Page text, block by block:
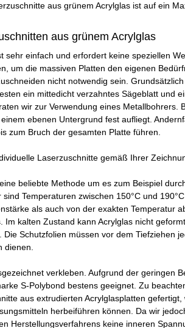
aus grünem Acrylglas ist auf ein
aus grünem Acrylglas
sehr einfach und erfordert keine speziellen
um die massiven Platten den eigenen
nicht notwendig sein.
ein mittedicht verzahntes Sägeblatt und
wir zur Verwendung eines
ebenen Untergrund fest aufliegt.
zum Bruch der gesamten Platte führen.
Laserzuschnitte gemäß Ihrer
beliebte Methode um es zum Beispiel
Temperaturen zwischen 150°C und
als auch von der exakten Temperatur
Im kalten Zustand kann Acrylglas nicht
Schutzfolien müssen vor dem Tiefziehen
dienen.
verkleben. Aufgrund der geringen
S-Polybond bestens geeignet. Zu
aus extrudierten Acrylglasplatten
herbeiführen können. Da wir
Herstellungsverfahrens keine inneren